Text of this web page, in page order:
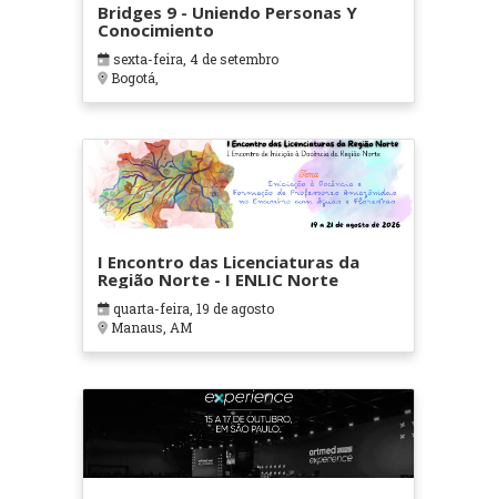
Bridges 9 - Uniendo Personas Y
Conocimiento
sexta-feira, 4 de setembro
Bogotá,
I Encontro das Licenciaturas da
Região Norte - I ENLIC Norte
quarta-feira, 19 de agosto
Manaus, AM